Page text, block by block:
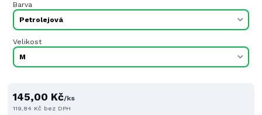
Barva
Velikost
145,00 Kč/ks
119,84 Kč bez DPH